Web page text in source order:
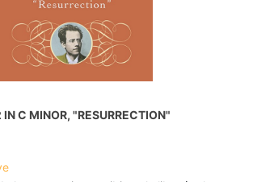
C MINOR, "RESURRECTION"